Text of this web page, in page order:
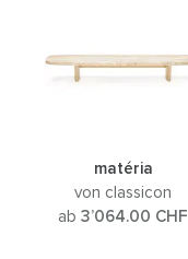
matéria
von classicon
ab 3’064.00 CHF